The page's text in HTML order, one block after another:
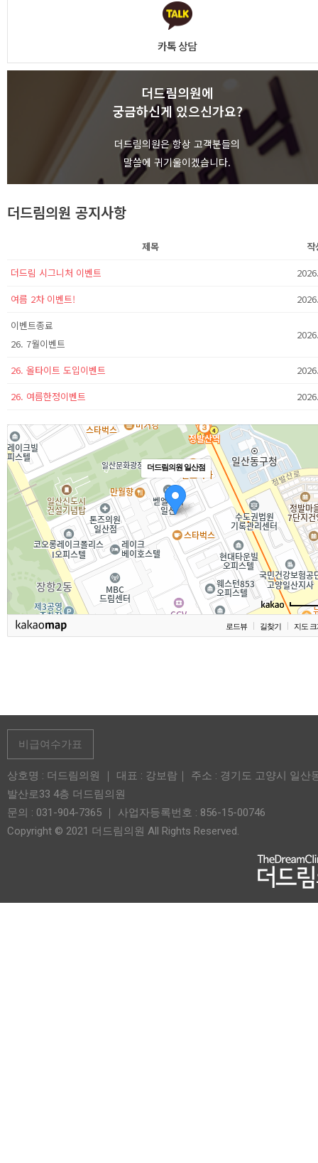
카톡 상담
더드림의원에
궁금하신게 있으신가요?
더드림의원은 항상 고객분들의
말씀에 귀기울이겠습니다.
상담하기
더드림의원 공지사항
제목
작
더드림 시그니처 이벤트
여름 2차 이벤트!
이벤트종료
26. 7월이벤트
26. 올타이트 도입이벤트
26. 여름한정이벤트
더드림의원 일산점
로드뷰 길찾기 지도
비급여수가표
상호명 : 더드림의원 ｜ 대표 : 강보람｜ 주소 : 경기도 고양시 일산
발산로33 4층 더드림의원
문의 : 031-904-7365 ｜ 사업자등록번호 : 856-15-00746
Copyright © 2021 더드림의원 All Rights Reserved.